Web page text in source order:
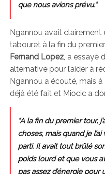
que nous avions prévu.”
Ngannou avait clairement
tabouret à la fin du
Fernand Lopez, a essayé
alternative pour l’aider à
Ngannou a écouté, mais
déjà été fait et Miocic a
“A la fin du premier tour,
choses, mais quand je
parti. Il avait tout brûlé
poids lourd et que vous
pas assez d’énergie